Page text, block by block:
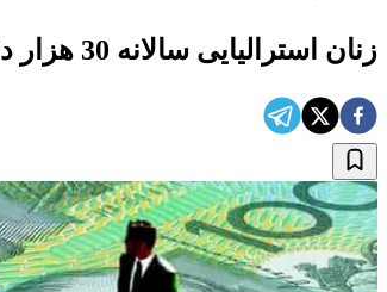
زنان استرالیایی سالانه 30 هزار دلار کمتر از مردان درآمد دارند